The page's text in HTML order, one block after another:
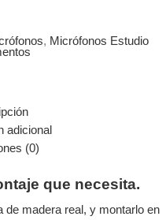
, Micrófonos Estudio
adicional
(0)
que necesita.
de madera real, y montarlo en